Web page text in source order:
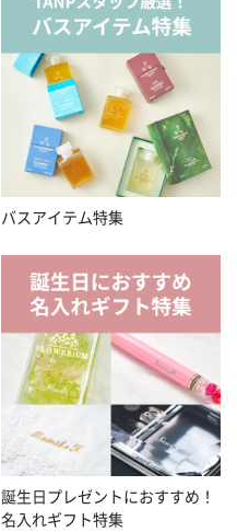
バスアイテム特集
誕生日プレゼントにおすすめ！
名入れギフト特集